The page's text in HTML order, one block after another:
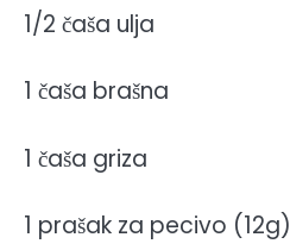
1/2 čaša ulja
1 čaša brašna
1 čaša griza
1 prašak za pecivo (12g)